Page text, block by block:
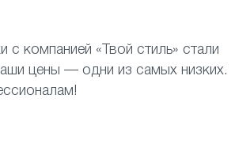
с компанией «Твой стиль» стали
цены — одни из самых низких.